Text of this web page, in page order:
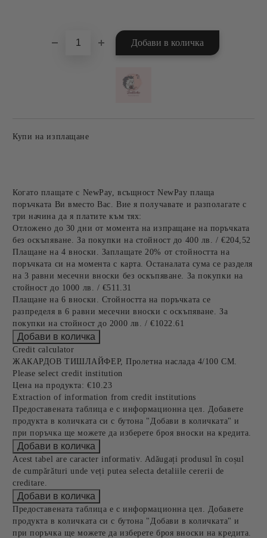
Купи на изплащане
Когато плащате с NewPay, всъщност NewPay плаща
поръчката Ви вместо Вас. Вие я получавате и разполагате с
три начина да я платите към тях:
Отложено до 30 дни от момента на изпращане на поръчката
без оскъпяване. За покупки на стойност до 400 лв. / €204,52
Плащане на 4 вноски. Заплащате 20% от стойността на
поръчката си на момента с карта. Останалата сума се разделя
на 3 равни месечни вноски без оскъпяване. За покупки на
стойност до 1000 лв. / €511.31
Плащане на 6 вноски. Стойността на поръчката се
разпределя в 6 равни месечни вноски с оскъпяване. За
покупки на стойност до 2000 лв. / €1022.61
Credit calculator
ЖАКАРДОВ ТИШЛАЙФЕР, Пролетна наслада 4/100 СМ.
Please select credit institution
Цена на продукта: €10.23
Extraction of information from credit institutions
Предоставената таблица е с информационна цел. Добавете
продукта в количката си с бутона "Добави в количката" и
при поръчка ще можете да изберете броя вноски на кредита.
Acest tabel are caracter informativ. Adăugați produsul în coșul
de cumpărături unde veți putea selecta detaliile cererii de
creditare.
Предоставената таблица е с информационна цел. Добавете
продукта в количката си с бутона "Добави в количката" и
при поръчка ще можете да изберете броя вноски на кредита.